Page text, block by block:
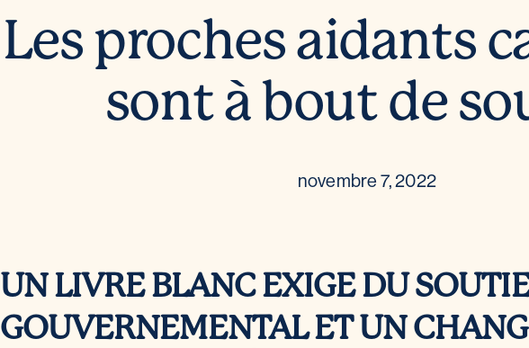
Les proches aidants
sont à bout de
novembre 7, 2022
UN LIVRE BLANC EXIGE DU
GOUVERNEMENTAL ET UN